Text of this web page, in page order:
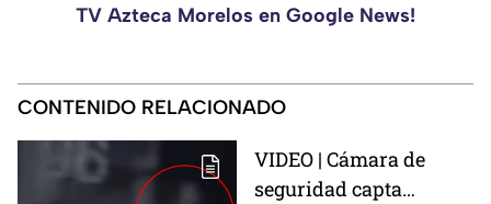
TV Azteca Morelos en Google News!
CONTENIDO RELACIONADO
VIDEO | Cámara de
seguridad capta